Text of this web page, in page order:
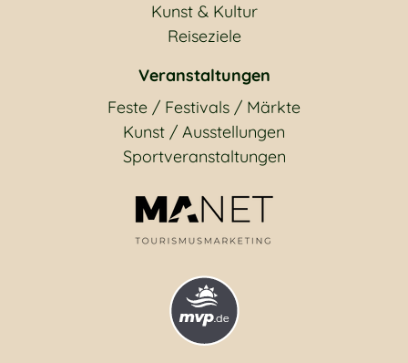
Kunst & Kultur
Reiseziele
Veranstaltungen
Feste / Festivals / Märkte
Kunst / Ausstellungen
Sportveranstaltungen